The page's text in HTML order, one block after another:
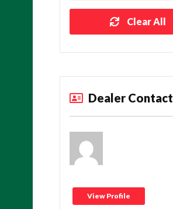
Clear All
Dealer Contact
View Profile